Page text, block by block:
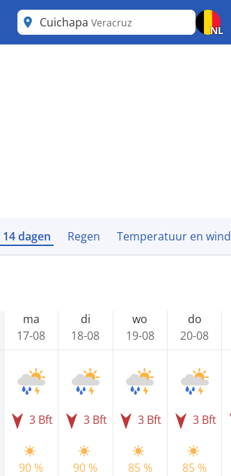
Cuichapa Veracruz
NL
14 dagen Regen Temperatuur en wind
ma
17-08
3 Bft
90 %
di
18-08
3 Bft
90 %
wo
19-08
3 Bft
85 %
do
20-08
3 Bft
85 %